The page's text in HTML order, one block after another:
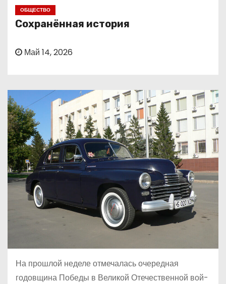
ОБЩЕСТВО
Сохранённая история
Май 14, 2026
На прошлой неделе отмечалась очередная
годовщина Победы в Великой Отечественной вой­